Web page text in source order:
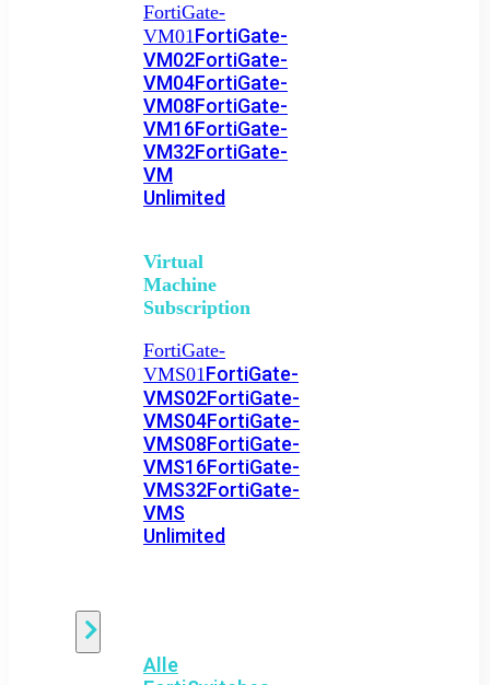
FortiGate-
VM01FortiGate-
VM02FortiGate-
VM04FortiGate-
VM08FortiGate-
VM16FortiGate-
VM32FortiGate-
VM
Unlimited
Virtual
Machine
Subscription
FortiGate-
VMS01FortiGate-
VMS02FortiGate-
VMS04FortiGate-
VMS08FortiGate-
VMS16FortiGate-
VMS32FortiGate-
VMS
Unlimited
Alle